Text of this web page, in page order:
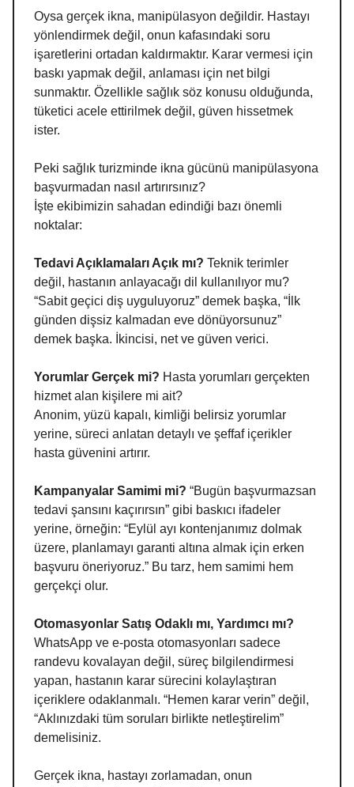
Oysa gerçek ikna, manipülasyon değildir. Hastayı
yönlendirmek değil, onun kafasındaki soru
işaretlerini ortadan kaldırmaktır. Karar vermesi için
baskı yapmak değil, anlaması için net bilgi
sunmaktır. Özellikle sağlık söz konusu olduğunda,
tüketici acele ettirilmek değil, güven hissetmek
ister.
Peki sağlık turizminde ikna gücünü manipülasyona
başvurmadan nasıl artırırsınız?
İşte ekibimizin sahadan edindiği bazı önemli
noktalar:
Tedavi Açıklamaları Açık mı? Teknik terimler
değil, hastanın anlayacağı dil kullanılıyor mu?
“Sabit geçici diş uyguluyoruz” demek başka, “İlk
günden dişsiz kalmadan eve dönüyorsunuz”
demek başka. İkincisi, net ve güven verici.
Yorumlar Gerçek mi? Hasta yorumları gerçekten
hizmet alan kişilere mi ait?
Anonim, yüzü kapalı, kimliği belirsiz yorumlar
yerine, süreci anlatan detaylı ve şeffaf içerikler
hasta güvenini artırır.
Kampanyalar Samimi mi? “Bugün başvurmazsan
tedavi şansını kaçırırsın” gibi baskıcı ifadeler
yerine, örneğin: “Eylül ayı kontenjanımız dolmak
üzere, planlamayı garanti altına almak için erken
başvuru öneriyoruz.” Bu tarz, hem samimi hem
gerçekçi olur.
Otomasyonlar Satış Odaklı mı, Yardımcı mı?
WhatsApp ve e-posta otomasyonları sadece
randevu kovalayan değil, süreç bilgilendirmesi
yapan, hastanın karar sürecini kolaylaştıran
içeriklere odaklanmalı. “Hemen karar verin” değil,
“Aklınızdaki tüm soruları birlikte netleştirelim”
demelisiniz.
Gerçek ikna, hastayı zorlamadan, onun